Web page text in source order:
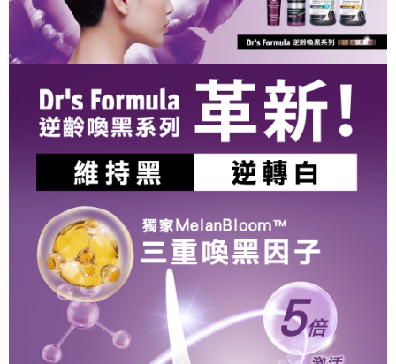
【大哥付你分期使用說明】
1.本服務由台灣大哥大提供，台灣大哥大用戶可立即使用無須另外申請。
2.付款方式選擇「大哥付你分期」，訂單成立後會自動跳轉到大哥付的交易
流程，驗證手機門號後，選擇欲分期的期數、繳款截止日，確認付款後即完
3.實際核准額度、可分期數及費用金額請依後續交易確認頁面所載為準。
4.訂單成立30分鐘內，如未前往確認交易或遇審核未通過，訂單將自動取
消。如遇「轉專審核」未通過狀況，表示未達大哥付你分期系統評分，恕無
法說明評估內容。
【繳款方式說明】
1.分期款項不併入電信帳單，「大哥付你分期」於每月結算日後寄送繳費提
帳／街口支付／iPASS MONEY」等通路繳費。
【注意事項】
1.本服務係由「台灣大哥大股份有限公司」（以下簡稱本公司）所提供，讓
用戶於交易時，得透過本服務購買商品或服務，並由商店將買賣／分期付款
買賣價金債權讓與本公司後，依約使用本公司帳單繳交帳款。
2.基於同意付款使用「大哥付你分期」之契約關係目的，商店將以您的個人
資料（包含姓名、電話或地址）提供予台灣大哥大進項蒐集、處理及利用，
由本公司與您本人進行分期帳單所需資料之確認、核對及更正。
3.完整用戶服務條款，請詳閱以下連結：
https://oppay.tw/userRule
AFTEE先享後付
相關說明
【關於「AFTEE先享後付」】
AFTEE先享後付是「在收到商品之後才付款」的支付方式。 讓您購物簡單
便利好安心！
１．簡單：不需註冊會員、不需綁卡、不需儲值。
２．便利：只要手機號碼，簡訊認證，即可結帳。
３．安心：先確認商品／服務後，再付款。
【「AFTEE先享後付」結帳流程】
１．於結帳方式選擇「AFTEE先享後付」後，將跳轉至「AFTEE先享後付」
結帳頁面，進行簡訊認證並確認金額後，即可完成結帳。
２．訂單成立數日內，您將收到繳費通知簡訊。
３．收到繳費通知簡訊後14天內，點擊此簡訊中的連結，可透過四大超商／
ATM／網路銀行／等多元方式進行付款，方視為交易完成。
※ 請注意：結帳手續完成當下不需立刻繳費，但若您需要取消訂單，請聯絡
購買商品的店家。未經商家同意取消之訂單仍視為有效，需透過AFTEE先享
後付繳納相關費用。
※ 交易是否成功請以「AFTEE先享後付 」之結帳頁面顯示為準，若有關於
是否繳費成功／繳費後需取消欲退款等相關疑問，請聯繫「AFTEE先享後付
客戶支援中心」
https://netprotections.freshdesk.com/support/home
相關說明
「Hami Point」為中華電信所提供之點數服務，可於會員專區綁定中華電信
會員帳號後，即可在購物車使用 Hami Point 折抵消費金額 (1點等於1元)。
ATM付款
運送方式
全家取貨付款
每筆NT$90，滿NT$1,000(含以上)免運費
付款後全家取貨
每筆NT$90，滿NT$1,000(含以上)免運費
萊爾富取貨付款